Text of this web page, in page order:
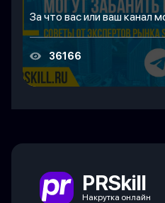
За что вас или ваш канал
36166
PRSkill
Накрутка онлайн